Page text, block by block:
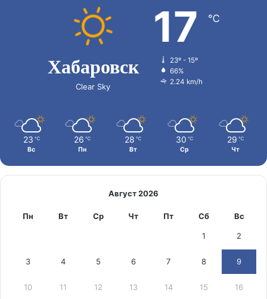
Хабаровск
Clear Sky
17 ℃
23º - 15º
66%
2.24 km/h
23 ℃
Вс
26 ℃
Пн
28 ℃
Вт
30 ℃
Ср
29 ℃
Чт
Август 2026
Пн Вт Ср Чт Пт Сб Вс
1 2
3 4 5 6 7 8 9
10 11 12 13 14 15 16